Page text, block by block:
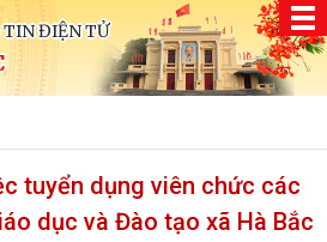
TIN ĐIỆN TỬ
tuyển dụng viên chức các
dục và Đào tạo xã Hà Bắc